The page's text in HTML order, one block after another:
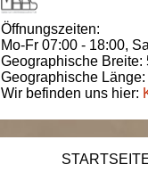
Öffnungszeiten:
Mo-Fr 07:00 - 18:00,
Geographische Breite:
Geographische Länge:
Wir befinden uns hier: